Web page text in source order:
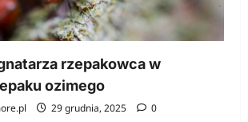
rzepakowca w
ozimego
29 grudnia, 2025 0